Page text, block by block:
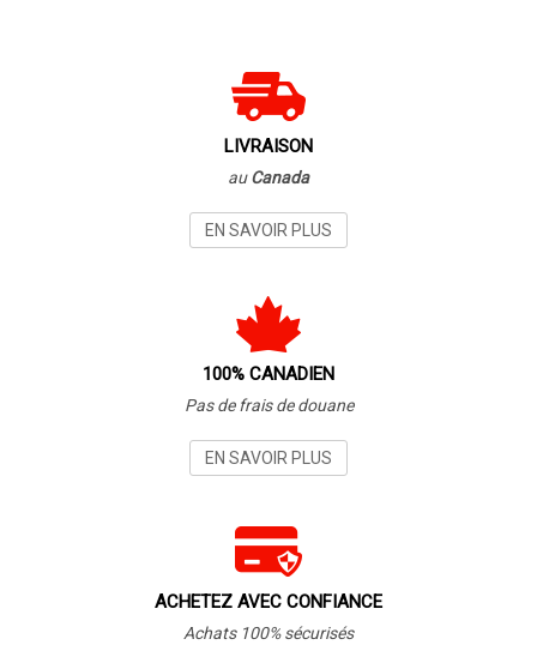
LIVRAISON
auCanada
EN SAVOIR PLUS
100% CANADIEN
Pas de frais de douane
EN SAVOIR PLUS
ACHETEZ AVEC CONFIANCE
Achats 100% sécurisés